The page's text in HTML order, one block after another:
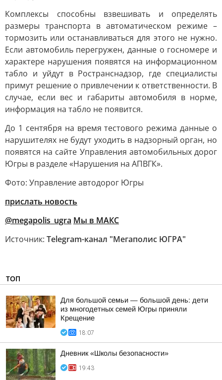
Комплексы способны взвешивать и определять
размеры транспорта в автоматическом режиме –
тормозить или останавливаться для этого не нужно.
Если автомобиль перегружен, данные о госномере и
характере нарушения появятся на информационном
табло и уйдут в Ространснадзор, где специалисты
примут решение о привлечении к ответственности. В
случае, если вес и габариты автомобиля в норме,
информация на табло не появится.
До 1 сентября на время тестового режима данные о
нарушителях не будут уходить в надзорный орган, но
появятся на сайте Управления автомобильных дорог
Югры в разделе «Нарушения на АПВГК».
Фото: Управление автодорог Югры
прислать новость
@megapolis_ugra Мы в МАКС
Источник: Telegram-канал "Мегаполис ЮГРА"
ТОП
Для большой семьи — большой день: дети
из многодетных семей Югры приняли
Крещение
18:07
Дневник «Школы безопасности»
19:43